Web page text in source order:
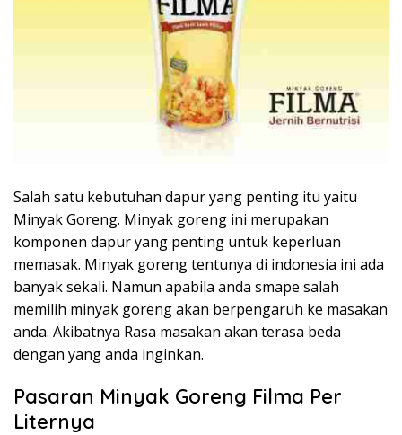
Salah satu kebutuhan dapur yang penting itu yaitu
Minyak Goreng. Minyak goreng ini merupakan
komponen dapur yang penting untuk keperluan
memasak. Minyak goreng tentunya di indonesia ini ada
banyak sekali. Namun apabila anda smape salah
memilih minyak goreng akan berpengaruh ke masakan
anda. Akibatnya Rasa masakan akan terasa beda
dengan yang anda inginkan.
Pasaran Minyak Goreng Filma Per
Liternya